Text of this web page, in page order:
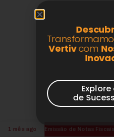
1 mês ago Emissão de Notas Fiscais
Vertivcom
de